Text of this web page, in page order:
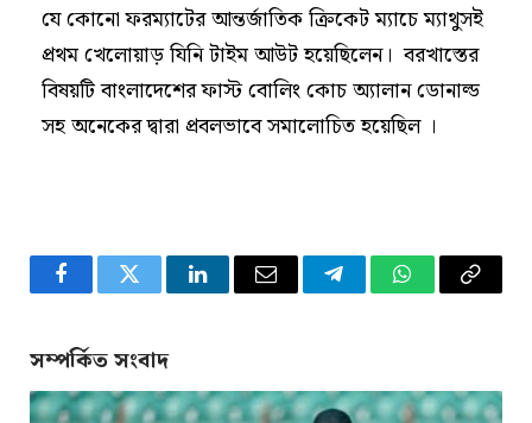
যে কোনো ফরম্যাটের আন্তর্জাতিক ক্রিকেট ম্যাচে ম্যাথুসই
প্রথম খেলোয়াড় যিনি টাইম আউট হয়েছিলেন। বরখাস্তের
বিষয়টি বাংলাদেশের ফাস্ট বোলিং কোচ অ্যালান ডোনাল্ড
সহ অনেকের দ্বারা প্রবলভাবে সমালোচিত হয়েছিল ।
FacebookTwitter LinkedInEmail TelegramWhatsApp
Copy
সম্পর্কিত সংবাদ